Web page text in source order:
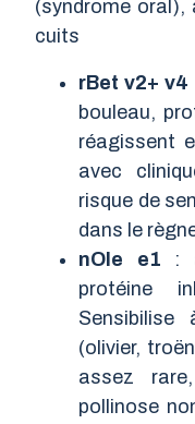
(syndrome oral),
cuits
rBet v2+ v4
bouleau,
réagissent
avec
risque de
dans le
nOle e1 :
protéine
(olivier,
assez
pollinose